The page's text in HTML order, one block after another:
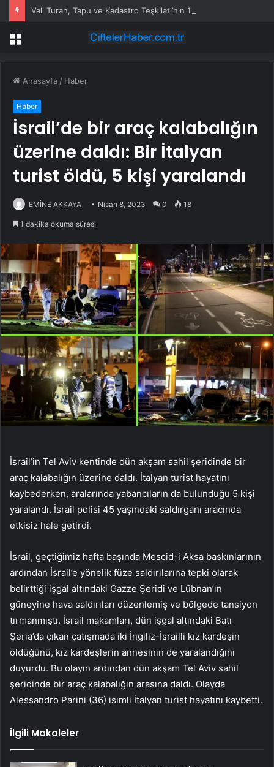
Menü
Anasayfa / Haber
Haber
İsrail’de bir araç kalabalığın
üzerine daldı: Bir İtalyan
turist öldü, 5 kişi yaralandı
EMİNE AKKAYA Nisan 8, 2023 0 18
1 dakika okuma süresi
İsrail’in Tel Aviv kentinde dün akşam sahil şeridinde bir
araç kalabalığın üzerine daldı. İtalyan turist hayatını
kaybederken, aralarında yabancıların da bulunduğu 5 kişi
yaralandı. İsrail polisi 45 yaşındaki saldırganı aracında
etkisiz hale getirdi.
İsrail, geçtiğimiz hafta başında Mescid-i Aksa baskınlarının
ardından İsrail’e yönelik füze saldırılarına tepki olarak
belirttiği işgal altındaki Gazze Şeridi ve Lübnan’ın
güneyine hava saldırıları düzenlemiş ve bölgede tansiyon
tırmanmıştı. İsrail makamları, dün işgal altındaki Batı
Şeria’da çıkan çatışmada iki İngiliz-İsrailli kız kardeşin
öldüğünü, kız kardeşlerin annesinin de yaralandığını
duyurdu. Bu olayın ardından dün akşam Tel Aviv sahil
şeridinde bir araç kalabalığın arasına daldı. Olayda
Alessandro Parini (36) isimli İtalyan turist hayatını kaybetti.
İlgili Makaleler